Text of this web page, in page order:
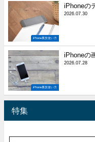
iPhone裏技使い方
iPhoneの
2026.07.30
iPhone裏技使い方
iPhoneの
2026.07.28
特集